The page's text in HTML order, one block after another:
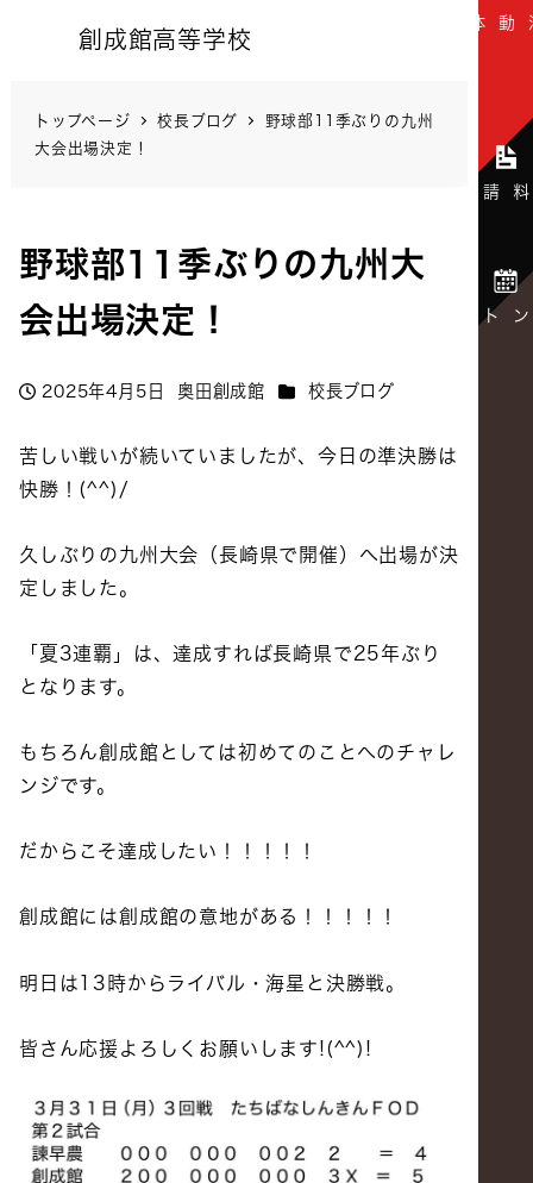
創成館高等学校
トップページ 校長ブログ
野球部11季ぶりの九州
大会出場決定！
野球部11季ぶりの九州大
会出場決定！
投稿日
2025年4月5日
著
奥田創成館 カテゴリー
校長ブログ
苦しい戦いが続いていましたが、今日の準決勝は
快勝！(^^)/
久しぶりの九州大会（長崎県で開催）へ出場が決
定しました。
「夏3連覇」は、達成すれば長崎県で25年ぶり
となります。
もちろん創成館としては初めてのことへのチャレ
ンジです。
だからこそ達成したい！！！！！
創成館には創成館の意地がある！！！！！
明日は13時からライバル・海星と決勝戦。
皆さん応援よろしくお願いします!(^^)!